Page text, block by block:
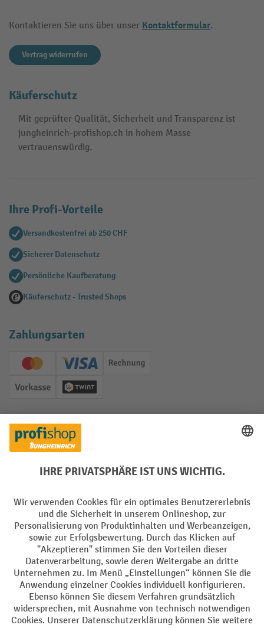
Kontaktieren Sie uns über unser Kontaktformular.
Vertrag widerrufen
Käuferschutz
Mit geprüfter Qualität, Sicherheit und Transparenz ist
jungheinrich-profishop.ch in hohem Masse
vertrauenswürdig.
Ihre Profi-Vorteile
Versandkostenfrei ab 250 CHF
Sicherer Datenschutz
Persönliche Kaufberatung
Käuferschutz - Trusted Shops
Zahlungsarten
Creditcard (Master)Creditcard (Visa)
Rechnung
Vorkasse Twint
Soziale Netzwerke
Facebook
YouTube
LinkedInInstagram
Sprachen
DE FR
AGB Impressum Datenschutz Privacy Settings
Alle Preise exkl. gesetzl. Mehrwertsteuer zzgl.Versandkostenund ggf.
Nachnahmegebühren, wenn nicht anders angegeben.